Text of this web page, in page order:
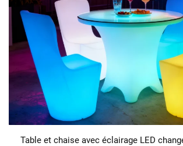
Table et chaise avec éclairage LED